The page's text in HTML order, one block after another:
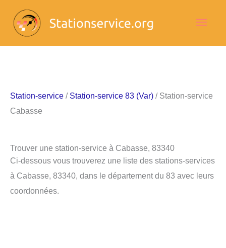
contenu
Station-service / Station-service 83 (Var) / Station-service
Cabasse
Trouver une station-service à Cabasse, 83340
Ci-dessous vous trouverez une liste des stations-services
à Cabasse, 83340, dans le département du 83 avec leurs
coordonnées.